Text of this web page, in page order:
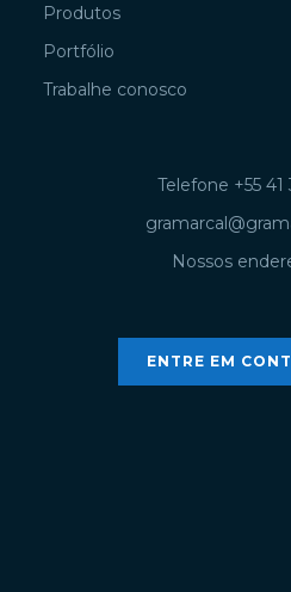
Produtos
Portfólio
Trabalhe conosco
Telefone +55
Nossos
ENTRE EM